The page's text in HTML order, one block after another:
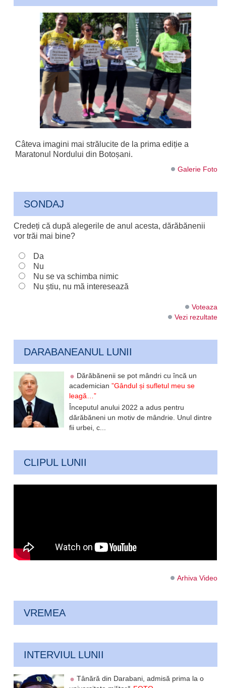
Câteva imagini mai strălucite de la prima ediție a
Maratonul Nordului din Botoșani.
Galerie Foto
SONDAJ
Credeți că după alegerile de anul acesta, dărăbănenii
vor trăi mai bine?
Da
Nu
Nu se va schimba nimic
Nu știu, nu mă interesează
Voteaza
Vezi rezultate
DARABANEANUL LUNII
Dărăbănenii se pot mândri cu încă un
academician”Gândul și sufletul meu se
leagă…”
Începutul anului 2022 a adus pentru
dărăbăneni un motiv de mândrie. Unul dintre
fii urbei, c...
CLIPUL LUNII
Arhiva Video
VREMEA
INTERVIUL LUNII
Tânără din Darabani, admisă prima la o